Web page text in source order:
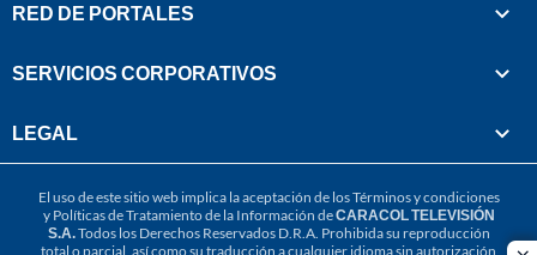
RED DE PORTALES
SERVICIOS CORPORATIVOS
LEGAL
El uso de este sitio web implica la aceptación de losTérminos y condiciones
y Políticas de Tratamiento de la Información deCARACOL TELEVISIÓN
S.A.Todos los Derechos Reservados D.R.A. Prohibida su reproducción
total o parcial, así como su traducción a cualquier idioma sin autorización